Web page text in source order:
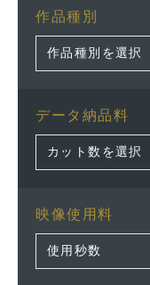
作品種別
データ納品料
映像使用料